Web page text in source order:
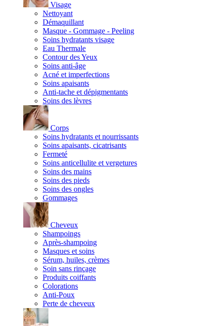
Visage
Nettoyant
Démaquillant
Masque - Gommage - Peeling
Soins hydratants visage
Eau Thermale
Contour des Yeux
Soins anti-âge
Acné et imperfections
Soins apaisants
Anti-tache et dépigmentants
Soins des lèvres
Corps
Soins hydratants et nourrissants
Soins apaisants, cicatrisants
Fermeté
Soins anticellulite et vergetures
Soins des mains
Soins des pieds
Soins des ongles
Gommages
Cheveux
Shampoings
Après-shampoing
Masques et soins
Sérum, huiles, crèmes
Soin sans rinçage
Produits coiffants
Colorations
Anti-Poux
Perte de cheveux